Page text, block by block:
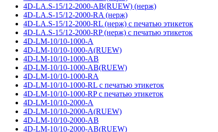
4D-LA.S-15/12-2000-AB(RUEW) (нерж)
4D-LA.S-15/12-2000-RA (нерж)
4D-LA.S-15/12-2000-RL (нерж) с печатью этикеток
4D-LA.S-15/12-2000-RP (нерж) с печатью этикеток
4D-LM-10/10-1000-A
4D-LM-10/10-1000-A(RUEW)
4D-LM-10/10-1000-AB
4D-LM-10/10-1000-AB(RUEW)
4D-LM-10/10-1000-RA
4D-LM-10/10-1000-RL с печатью этикеток
4D-LM-10/10-1000-RP с печатью этикеток
4D-LM-10/10-2000-A
4D-LM-10/10-2000-A(RUEW)
4D-LM-10/10-2000-AB
4D-LM-10/10-2000-AB(RUEW)